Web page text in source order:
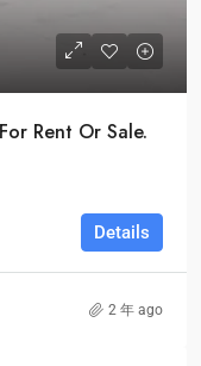
Rent Or Sale.
Details
2 年 ago